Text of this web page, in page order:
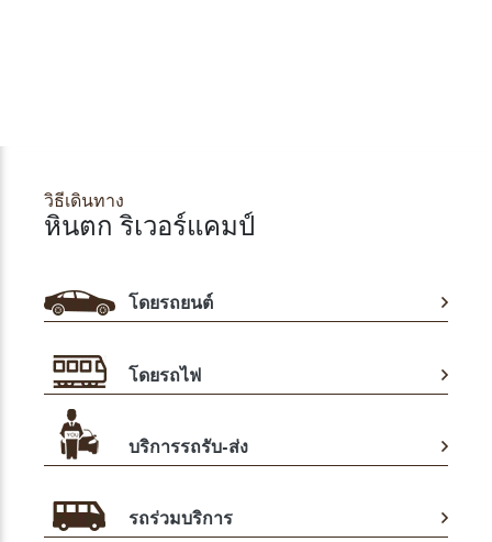
วิธีเดินทาง
หินตก ริเวอร์แคมป์
โดยรถยนต์
โดยรถไฟ
บริการรถรับ-ส่ง
รถร่วมบริการ